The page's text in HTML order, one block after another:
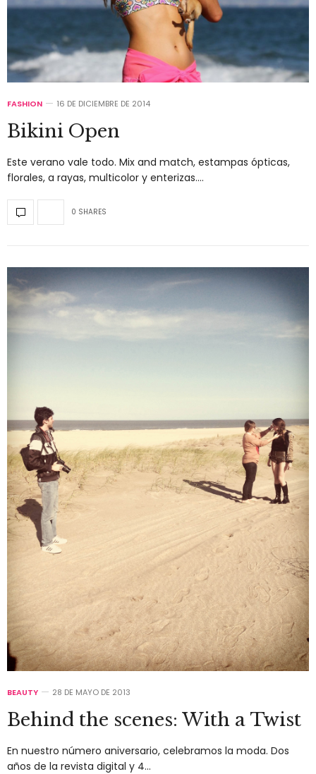
FASHION 16 DE DICIEMBRE DE 2014
Bikini Open
Este verano vale todo. Mix and match, estampas ópticas,
florales, a rayas, multicolor y enterizas.…
0 SHARES
BEAUTY 28 DE MAYO DE 2013
Behind the scenes: With a Twist
En nuestro número aniversario, celebramos la moda. Dos
años de la revista digital y 4…